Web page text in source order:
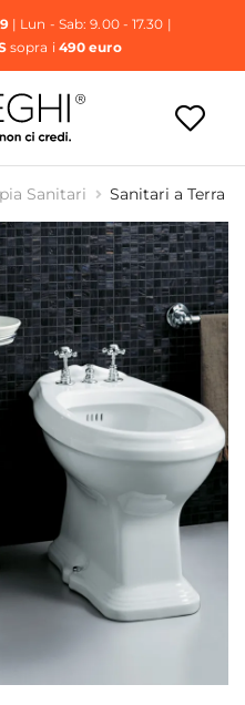
| Lun - Sab: 9.00 - 17.30 |
sopra i 490 euro
Sanitari Sanitari a Terra